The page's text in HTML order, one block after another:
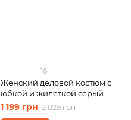
16
Женский деловой костюм с
юбкой и жилеткой серый
Merlini Ларете 100001442
размер L-XL
1 199 грн 2 029 грн